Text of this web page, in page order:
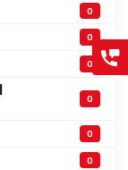
0
0
0
0
0
0